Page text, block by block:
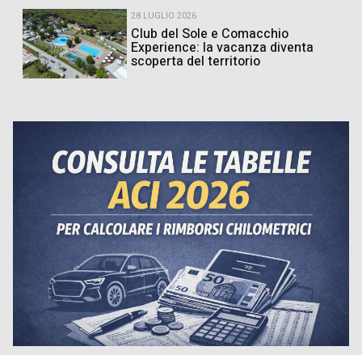
28 LUGLIO 2026
Club del Sole e Comacchio
Experience: la vacanza diventa
scoperta del territorio